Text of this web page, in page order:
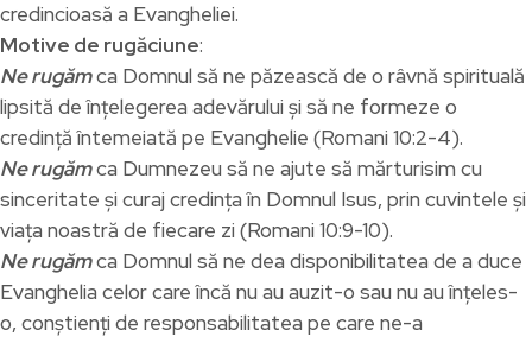
credincioasă a Evangheliei.
Motive de rugăciune:
Ne rugămca Domnul să ne păzească de o râvnă spirituală
lipsită de înțelegerea adevărului și să ne formeze o
credință întemeiată pe Evanghelie (Romani 10:2-4).
Ne rugămca Dumnezeu să ne ajute să mărturisim cu
sinceritate și curaj credința în Domnul Isus, prin cuvintele și
viața noastră de fiecare zi (Romani 10:9-10).
Ne rugămca Domnul să ne dea disponibilitatea de a duce
Evanghelia celor care încă nu au auzit-o sau nu au înțeles-
o, conștienți de responsabilitatea pe care ne-a